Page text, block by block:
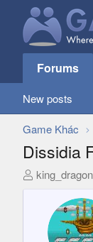
Forums
New posts
Game Khác
Dissidia
T